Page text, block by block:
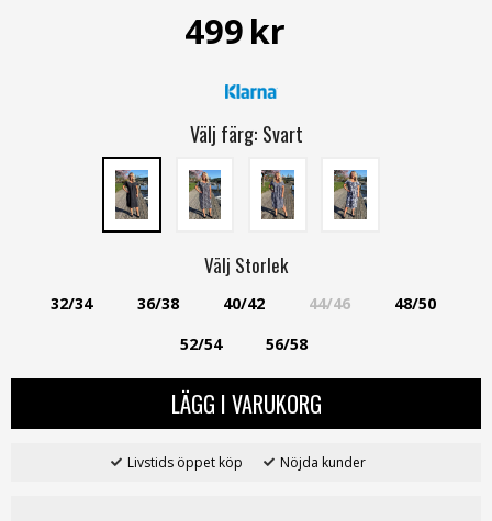
499kr
Välj färg: Svart
Välj Storlek
32/34 36/38 40/42 44/46
48/50
52/54
56/58
LÄGG I VARUKORG
Livstids öppet köp Nöjda kunder